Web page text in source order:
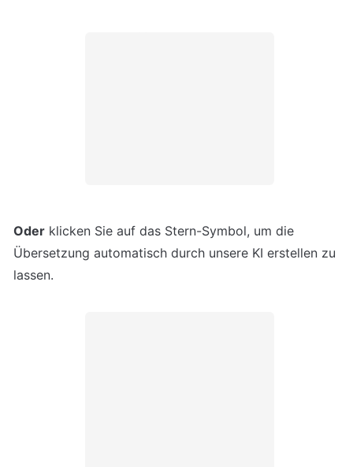
Oder klicken Sie auf das Stern-Symbol, um die
Übersetzung automatisch durch unsere KI erstellen zu